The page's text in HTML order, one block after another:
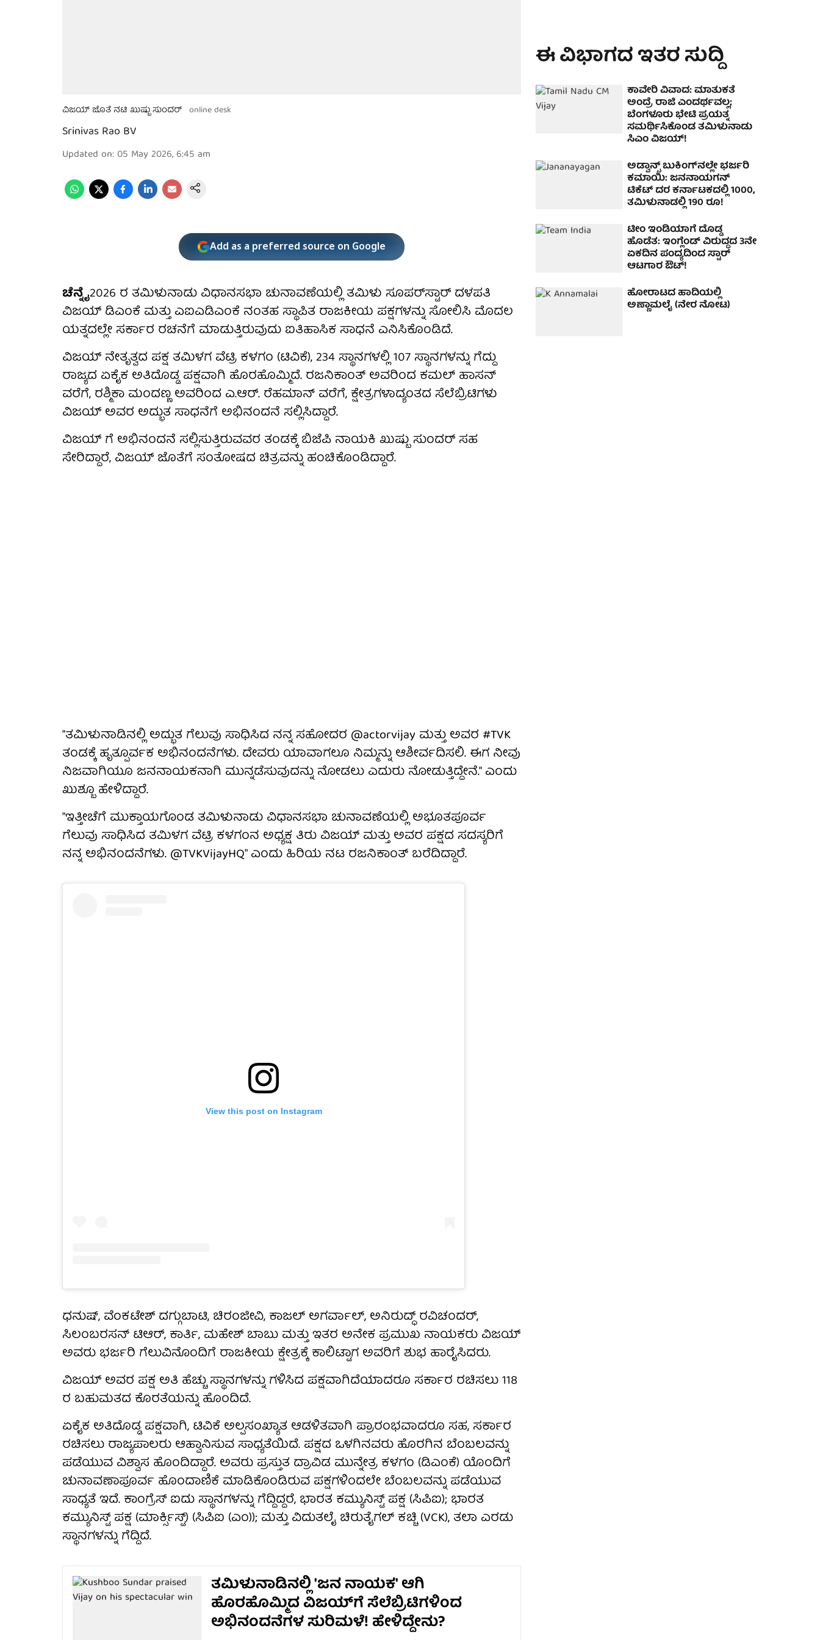
ವಿಜಯ್ ಜೊತೆ ನಟಿ ಖುಷ್ಬು ಸುಂದರ್ online desk
Srinivas Rao BV
Updated on: 05 May 2026, 6:45 am
Add as a preferred source on Google
ಚೆನ್ನೈ2026 ರ ತಮಿಳುನಾಡು ವಿಧಾನಸಭಾ ಚುನಾವಣೆಯಲ್ಲಿ ತಮಿಳು ಸೂಪರ್‌ಸ್ಟಾರ್ ದಳಪತಿ
ವಿಜಯ್ ಡಿಎಂಕೆ ಮತ್ತು ಎಐಎಡಿಎಂಕೆ ನಂತಹ ಸ್ಥಾಪಿತ ರಾಜಕೀಯ ಪಕ್ಷಗಳನ್ನು ಸೋಲಿಸಿ ಮೊದಲ
ಯತ್ನದಲ್ಲೇ ಸರ್ಕಾರ ರಚನೆಗೆ ಮಾಡುತ್ತಿರುವುದು ಐತಿಹಾಸಿಕ ಸಾಧನೆ ಎನಿಸಿಕೊಂಡಿದೆ.
ವಿಜಯ್ ನೇತೃತ್ವದ ಪಕ್ಷ ತಮಿಳಗ ವೆಟ್ರಿ ಕಳಗಂ (ಟಿವಿಕೆ), 234 ಸ್ಥಾನಗಳಲ್ಲಿ 107 ಸ್ಥಾನಗಳನ್ನು ಗೆದ್ದು
ರಾಜ್ಯದ ಏಕೈಕ ಅತಿದೊಡ್ಡ ಪಕ್ಷವಾಗಿ ಹೊರಹೊಮ್ಮಿದೆ. ರಜನಿಕಾಂತ್ ಅವರಿಂದ ಕಮಲ್ ಹಾಸನ್
ವರೆಗೆ, ರಶ್ಮಿಕಾ ಮಂದಣ್ಣ ಅವರಿಂದ ಎ.ಆರ್. ರೆಹಮಾನ್ ವರೆಗೆ, ಕ್ಷೇತ್ರಗಳಾದ್ಯಂತದ ಸೆಲೆಬ್ರಿಟಿಗಳು
ವಿಜಯ್ ಅವರ ಅದ್ಭುತ ಸಾಧನೆಗೆ ಅಭಿನಂದನೆ ಸಲ್ಲಿಸಿದ್ದಾರೆ.
ವಿಜಯ್ ಗೆ ಅಭಿನಂದನೆ ಸಲ್ಲಿಸುತ್ತಿರುವವರ ತಂಡಕ್ಕೆ ಬಿಜೆಪಿ ನಾಯಕಿ ಖುಷ್ಬು ಸುಂದರ್ ಸಹ
ಸೇರಿದ್ದಾರೆ, ವಿಜಯ್ ಜೊತೆಗೆ ಸಂತೋಷದ ಚಿತ್ರವನ್ನು ಹಂಚಿಕೊಂಡಿದ್ದಾರೆ.
"ತಮಿಳುನಾಡಿನಲ್ಲಿ ಅದ್ಭುತ ಗೆಲುವು ಸಾಧಿಸಿದ ನನ್ನ ಸಹೋದರ @actorvijay ಮತ್ತು ಅವರ #TVK
ತಂಡಕ್ಕೆ ಹೃತ್ಪೂರ್ವಕ ಅಭಿನಂದನೆಗಳು. ದೇವರು ಯಾವಾಗಲೂ ನಿಮ್ಮನ್ನು ಆಶೀರ್ವದಿಸಲಿ. ಈಗ ನೀವು
ನಿಜವಾಗಿಯೂ ಜನನಾಯಕನಾಗಿ ಮುನ್ನಡೆಸುವುದನ್ನು ನೋಡಲು ಎದುರು ನೋಡುತ್ತಿದ್ದೇನೆ." ಎಂದು
ಖುಶ್ಬೂ ಹೇಳಿದ್ದಾರೆ.
"ಇತ್ತೀಚೆಗೆ ಮುಕ್ತಾಯಗೊಂಡ ತಮಿಳುನಾಡು ವಿಧಾನಸಭಾ ಚುನಾವಣೆಯಲ್ಲಿ ಅಭೂತಪೂರ್ವ
ಗೆಲುವು ಸಾಧಿಸಿದ ತಮಿಳಗ ವೆಟ್ರಿ ಕಳಗಂನ ಅಧ್ಯಕ್ಷ ತಿರು ವಿಜಯ್ ಮತ್ತು ಅವರ ಪಕ್ಷದ ಸದಸ್ಯರಿಗೆ
ನನ್ನ ಅಭಿನಂದನೆಗಳು. @TVKVijayHQ" ಎಂದು ಹಿರಿಯ ನಟ ರಜನಿಕಾಂತ್ ಬರೆದಿದ್ದಾರೆ.
View this post on Instagram
ಧನುಷ್, ವೆಂಕಟೇಶ್ ದಗ್ಗುಬಾಟಿ, ಚಿರಂಜೀವಿ, ಕಾಜಲ್ ಅಗರ್ವಾಲ್, ಅನಿರುದ್ಧ್ ರವಿಚಂದರ್,
ಸಿಲಂಬರಸನ್ ಟಿಆರ್, ಕಾರ್ತಿ, ಮಹೇಶ್ ಬಾಬು ಮತ್ತು ಇತರ ಅನೇಕ ಪ್ರಮುಖ ನಾಯಕರು ವಿಜಯ್
ಅವರು ಭರ್ಜರಿ ಗೆಲುವಿನೊಂದಿಗೆ ರಾಜಕೀಯ ಕ್ಷೇತ್ರಕ್ಕೆ ಕಾಲಿಟ್ಟಾಗ ಅವರಿಗೆ ಶುಭ ಹಾರೈಸಿದರು.
ವಿಜಯ್ ಅವರ ಪಕ್ಷ ಅತಿ ಹೆಚ್ಚು ಸ್ಥಾನಗಳನ್ನು ಗಳಿಸಿದ ಪಕ್ಷವಾಗಿದೆಯಾದರೂ ಸರ್ಕಾರ ರಚಿಸಲು 118
ರ ಬಹುಮತದ ಕೊರತೆಯನ್ನು ಹೊಂದಿದೆ.
ಏಕೈಕ ಅತಿದೊಡ್ಡ ಪಕ್ಷವಾಗಿ, ಟಿವಿಕೆ ಅಲ್ಪಸಂಖ್ಯಾತ ಆಡಳಿತವಾಗಿ ಪ್ರಾರಂಭವಾದರೂ ಸಹ, ಸರ್ಕಾರ
ರಚಿಸಲು ರಾಜ್ಯಪಾಲರು ಆಹ್ವಾನಿಸುವ ಸಾಧ್ಯತೆಯಿದೆ. ಪಕ್ಷದ ಒಳಗಿನವರು ಹೊರಗಿನ ಬೆಂಬಲವನ್ನು
ಪಡೆಯುವ ವಿಶ್ವಾಸ ಹೊಂದಿದ್ದಾರೆ. ಅವರು ಪ್ರಸ್ತುತ ದ್ರಾವಿಡ ಮುನ್ನೇತ್ರ ಕಳಗಂ (ಡಿಎಂಕೆ) ಯೊಂದಿಗೆ
ಚುನಾವಣಾಪೂರ್ವ ಹೊಂದಾಣಿಕೆ ಮಾಡಿಕೊಂಡಿರುವ ಪಕ್ಷಗಳಿಂದಲೇ ಬೆಂಬಲವನ್ನು ಪಡೆಯುವ
ಸಾಧ್ಯತೆ ಇದೆ. ಕಾಂಗ್ರೆಸ್ ಐದು ಸ್ಥಾನಗಳನ್ನು ಗೆದ್ದಿದ್ದರೆ, ಭಾರತ ಕಮ್ಯುನಿಸ್ಟ್ ಪಕ್ಷ (ಸಿಪಿಐ); ಭಾರತ
ಕಮ್ಯುನಿಸ್ಟ್ ಪಕ್ಷ (ಮಾರ್ಕ್ಸಿಸ್ಟ್) (ಸಿಪಿಐ (ಎಂ)); ಮತ್ತು ವಿದುತಲೈ ಚಿರುತೈಗಲ್ ಕಚ್ಚಿ (VCK), ತಲಾ ಎರಡು
ಸ್ಥಾನಗಳನ್ನು ಗೆದ್ದಿದೆ.
ತಮಿಳುನಾಡಿನಲ್ಲಿ 'ಜನ ನಾಯಕ' ಆಗಿ
ಹೊರಹೊಮ್ಮಿದ ವಿಜಯ್‌ಗೆ ಸೆಲೆಬ್ರಿಟಿಗಳಿಂದ
ಅಭಿನಂದನೆಗಳ ಸುರಿಮಳೆ! ಹೇಳಿದ್ದೇನು?
ಈ ವಿಭಾಗದ ಇತರ ಸುದ್ದಿ
ಕಾವೇರಿ ವಿವಾದ: ಮಾತುಕತೆ
ಅಂದ್ರೆ ರಾಜಿ ಎಂದರ್ಥವಲ್ಲ;
ಬೆಂಗಳೂರು ಭೇಟಿ ಪ್ರಯತ್ನ
ಸಮರ್ಥಿಸಿಕೊಂಡ ತಮಿಳುನಾಡು
ಸಿಎಂ ವಿಜಯ್!
ಅಡ್ವಾನ್ಸ್‌ ಬುಕಿಂಗ್‌ನಲ್ಲೇ ಭರ್ಜರಿ
ಕಮಾಯಿ: ಜನನಾಯಗನ್
ಟಿಕೆಟ್ ದರ ಕರ್ನಾಟಕದಲ್ಲಿ 1000,
ತಮಿಳುನಾಡಲ್ಲಿ 190 ರೂ!
ಟೀಂ ಇಂಡಿಯಾಗೆ ದೊಡ್ಡ
ಹೊಡೆತ: ಇಂಗ್ಲೆಂಡ್ ವಿರುದ್ಧದ 3ನೇ
ಏಕದಿನ ಪಂದ್ಯದಿಂದ ಸ್ಟಾರ್
ಆಟಗಾರ ಔಟ್!
ಹೋರಾಟದ ಹಾದಿಯಲ್ಲಿ
ಅಣ್ಣಾಮಲೈ (ನೇರ ನೋಟ)